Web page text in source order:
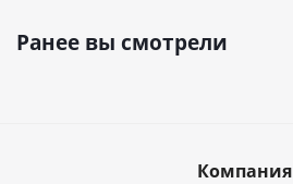
Ранее вы смотрели
Компания